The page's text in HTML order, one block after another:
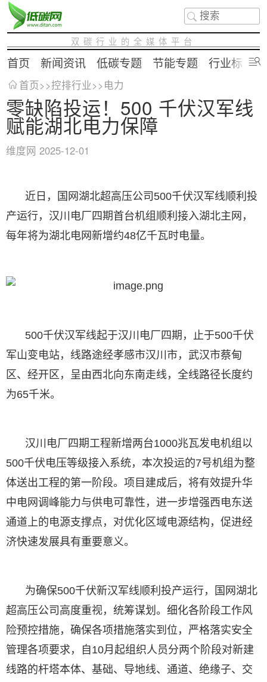
双碳行业的全媒体平台
首页 新闻资讯 低碳专题 节能专题 行业标准
首页>>控排行业>>电力
零缺陷投运！500 千伏汉军线
赋能湖北电力保障
维度网 2025-12-01
近日，国网湖北超高压公司500千伏汉军线顺利投
产运行，汉川电厂四期首台机组顺利接入湖北主网，
每年将为湖北电网新增约48亿千瓦时电量。
500千伏汉军线起于汉川电厂四期，止于500千伏
军山变电站，线路途经孝感市汉川市，武汉市蔡甸
区、经开区，呈由西北向东南走线，全线路径长度约
为65千米。
汉川电厂四期工程新增两台1000兆瓦发电机组以
500千伏电压等级接入系统，本次投运的7号机组为整
体送出工程的第一阶段。项目建成后，将有效提升华
中电网调峰能力与供电可靠性，进一步增强西电东送
通道上的电源支撑点，对优化区域电源结构，促进经
济快速发展具有重要意义。
为确保500千伏新汉军线顺利投产运行，国网湖北
超高压公司高度重视，统筹谋划。细化各阶段工作风
险预控措施，确保各项措施落实到位，严格落实安全
管理各项要求，自10月起组织人员分两个阶段对新建
线路的杆塔本体、基础、导地线、通道、绝缘子、交